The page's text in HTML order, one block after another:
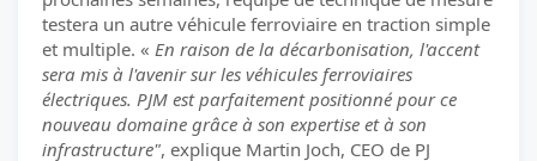
testera un autre véhicule ferroviaire en traction simple
et multiple. « En raison de la décarbonisation, l'accent
sera mis à l'avenir sur les véhicules ferroviaires
électriques. PJM est parfaitement positionné pour ce
nouveau domaine grâce à son expertise et à son
infrastructure", explique Martin Joch, CEO de PJ